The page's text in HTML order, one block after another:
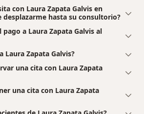
con Laura Zapata Galvis en
desplazarme hasta su consultorio?
pago a Laura Zapata Galvis al
Laura Zapata Galvis?
una cita con Laura Zapata
una cita con Laura Zapata